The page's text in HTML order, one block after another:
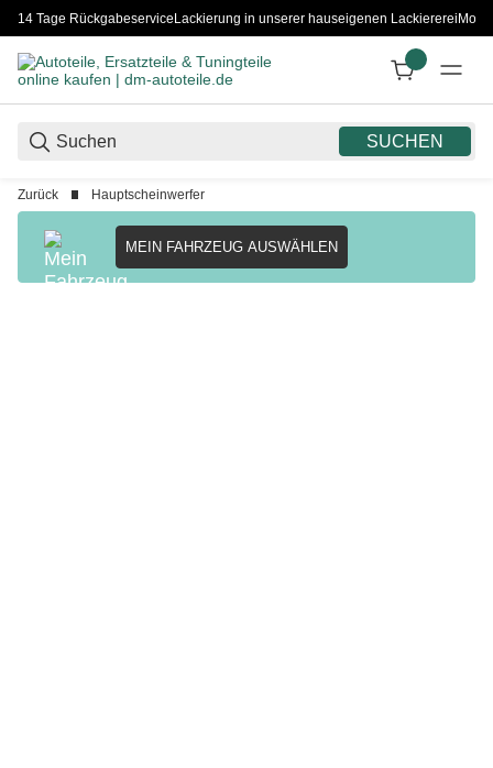
14 Tage RückgabeserviceLackierung in unserer hauseigenen Lackiererei
SUCHEN
Zurück Hauptscheinwerfer
MEIN FAHRZEUG AUSWÄHLEN